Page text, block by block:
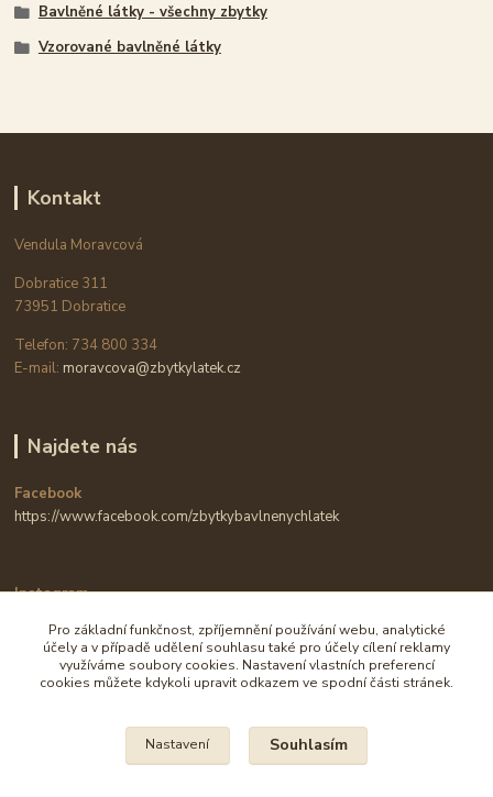
Bavlněné látky - všechny zbytky
Vzorované bavlněné látky
Kontakt
Vendula Moravcová
Dobratice 311
73951 Dobratice
Telefon: 734 800 334
E-mail: moravcova@zbytkylatek.cz
Najdete nás
Facebook
https://www.facebook.com/zbytkybavlnenychlatek
Instagram
Pro základní funkčnost, zpříjemnění používání webu, analytické
účely a v případě udělení souhlasu také pro účely cílení reklamy
využíváme soubory cookies. Nastavení vlastních preferencí
cookies můžete kdykoli upravit odkazem ve spodní části stránek.
Nastavení Souhlasím